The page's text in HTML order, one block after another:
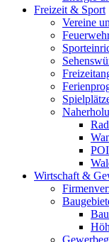
Freizeit & Sport
Vereine
POI
Wirtschaft &